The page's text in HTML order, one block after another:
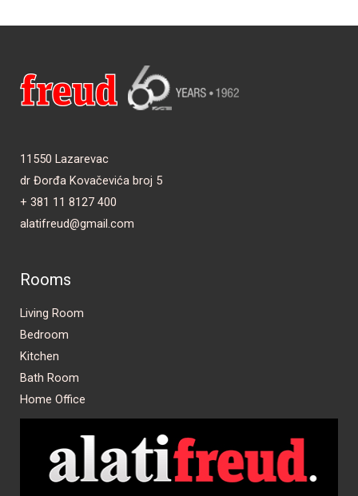
11550 Lazarevac
dr Đorđa Kovačevića broj 5
+ 381 11 8127 400
alatifreud@gmail.com
Rooms
Living Room
Bedroom
Kitchen
Bath Room
Home Office